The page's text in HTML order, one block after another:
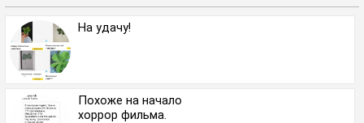
На удачу!
Похоже на начало
хоррор фильма.